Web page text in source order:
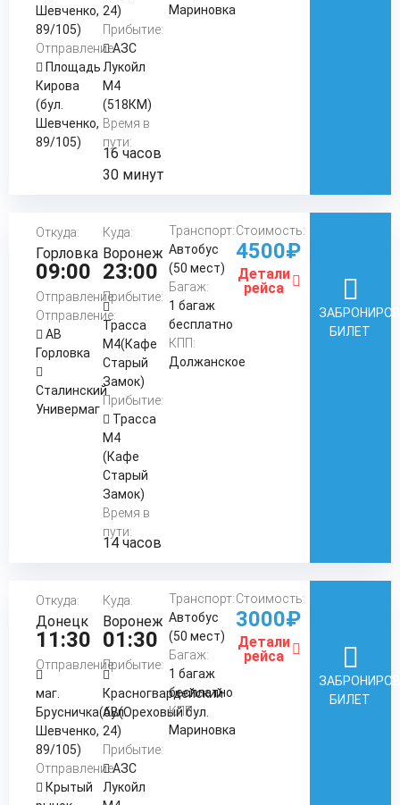
Шевченко,
89/105)
Отправление:
Площадь
Кирова
(бул.
Шевченко,
89/105)
24)
Прибытие:
АЗС
Лукойл
М4
(518КМ)
Время в
пути:
16 часов
30 минут
Мариновка
Откуда:
Горловка
09:00
Отправление:
Отправление:
АВ
Горловка
Сталинский
Универмаг
Куда:
Воронеж
23:00
Прибытие:
Трасса
М4(Кафе
Старый
Замок)
Прибытие:
Трасса
М4
(Кафе
Старый
Замок)
Время в
пути:
14 часов
Транспорт:
Автобус
(50 мест)
Багаж:
1 багаж
бесплатно
КПП:
Должанское
Стоимость:
4500₽
Детали
рейса
БИЛЕТ
Откуда:
Донецк
11:30
Отправление:
маг.
Брусничка(бул.
Шевченко,
89/105)
Отправление:
Крытый
Куда:
Воронеж
01:30
Прибытие:
Красногвардейский
АВ(Ореховый бул.
24)
Прибытие:
АЗС
Лукойл
Транспорт:
Автобус
(50 мест)
Багаж:
1 багаж
бесплатно
КПП:
Мариновка
Стоимость:
3000₽
Детали
рейса
БИЛЕТ